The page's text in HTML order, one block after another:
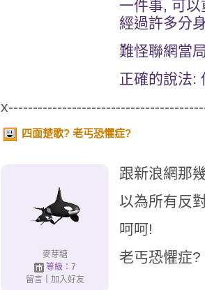
一件事, 可
經過許多分
難怪聯網當
正確的說法:
四面楚歌? 老丐恐懼症?
麥芽糖
等級：7
留言｜ 加入好友
跟新浪網那
以為所有反
呵呵!
老丐恐懼症?